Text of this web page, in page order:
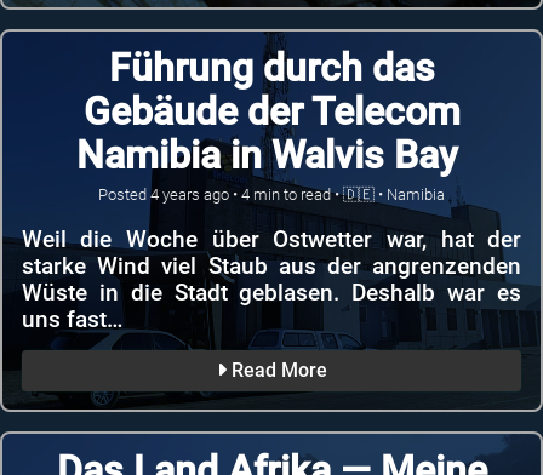
Führung durch das
Gebäude der Telecom
Namibia in Walvis Bay
Posted 4 years ago •4 min to read •🇩🇪 • Namibia
Weil die Woche über Ostwetter war, hat der
starke Wind viel Staub aus der angrenzenden
Wüste in die Stadt geblasen. Deshalb war es
uns fast…
Read More